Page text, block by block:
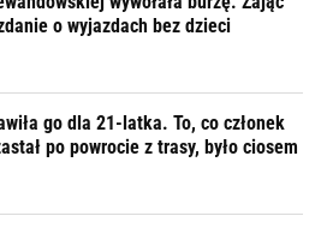
o wyjazdach bez dzieci
go dla 21-latka. To, co członek
po powrocie z trasy, było ciosem